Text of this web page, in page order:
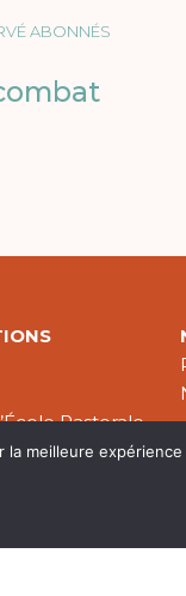
ABONNÉS
Pastorale
meilleure